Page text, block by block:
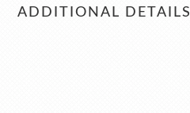
ADDITIONAL DETAILS